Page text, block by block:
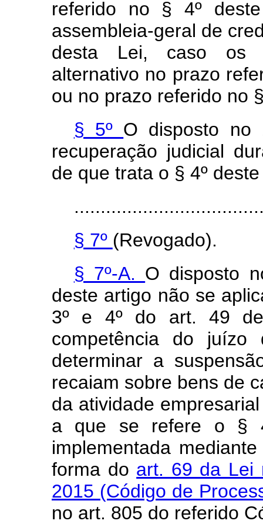
referido no § 4º
assembleia-geral de
desta Lei, caso os
alternativo no prazo
ou no prazo referido no
§ 5º O disposto no
recuperação judicial
de que trata o § 4º
§ 7º (Revogado).
§ 7º-A. O disposto
deste artigo não se
3º e 4º do art. 49
competência do juízo
determinar a
recaiam sobre bens de
da atividade
a que se refere o §
implementada
forma do art. 69 da Lei
2015 (Código de
no art. 805 do referido